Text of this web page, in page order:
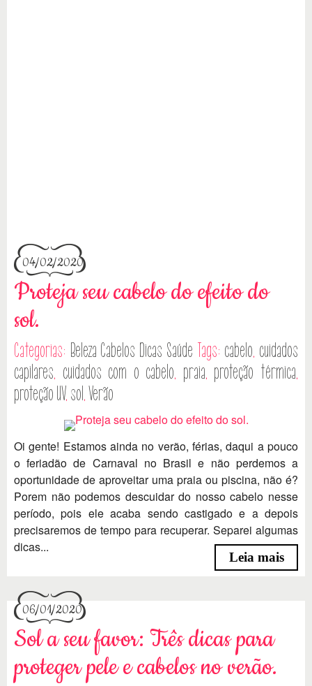
04/02/2020
Proteja seu cabelo do efeito do
sol.
Categorias: Beleza Cabelos Dicas Saúde Tags: cabelo, cuidados
capilares, cuidados com o cabelo, praia, proteção térmica,
proteção UV, sol,Verão
Oi gente! Estamos ainda no verão, férias, daqui a pouco
o feriadão de Carnaval no Brasil e não perdemos a
oportunidade de aproveitar uma praia ou piscina, não é?
Porem não podemos descuidar do nosso cabelo nesse
período, pois ele acaba sendo castigado e a depois
precisaremos de tempo para recuperar. Separei algumas
dicas...
Leia mais
06/01/2020
Sol a seu favor: Três dicas para
proteger pele e cabelos no verão.